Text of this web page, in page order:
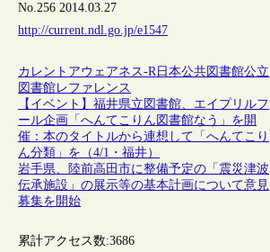
No.256 2014.03.27
http://current.ndl.go.jp/e1547
カレントアウェアネス-R日本公共図書館公立
図書館レファレンス
【イベント】福井県立図書館、エイプリルフ
ール企画「へんてこりん図書館なう」を開
催：本のタイトルから連想して「へんてこり
ん分類」を（4/1・福井）
岩手県、陸前高田市に整備予定の「震災津波
伝承施設」の展示等の基本計画について意見
募集を開始
累計アクセス数:3686